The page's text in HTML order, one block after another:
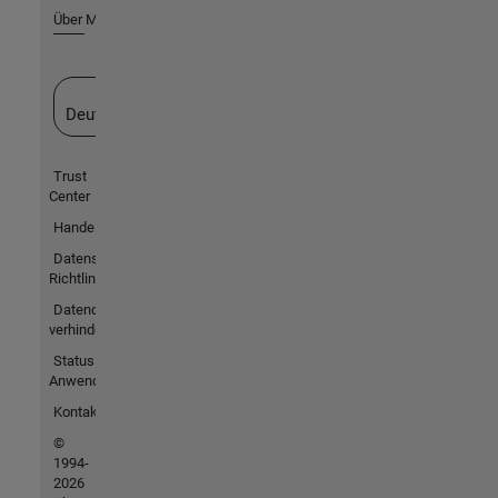
Über MathWorks
Deutschland
Trust
Center
Handelsmarken
Datenschutz-
Richtlinien
Datendiebstahl
verhindern
Status von
Anwendungen
Kontakt
©
1994-
2026